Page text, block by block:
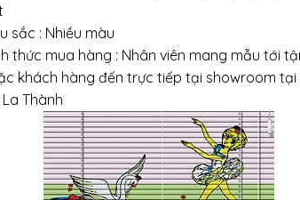
sắc : Nhiều màu
thức mua hàng : Nhân viên mang mẫu tới
khách hàng đến trực tiếp tại showroom tại
Thành